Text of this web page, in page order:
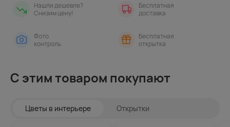
Нашли дешевле?
Снизим цену!
Бесплатная
доставка
Фото
контроль
Бесплатная
открытка
С этим товаром покупают
Цветы в интерьере Открытки